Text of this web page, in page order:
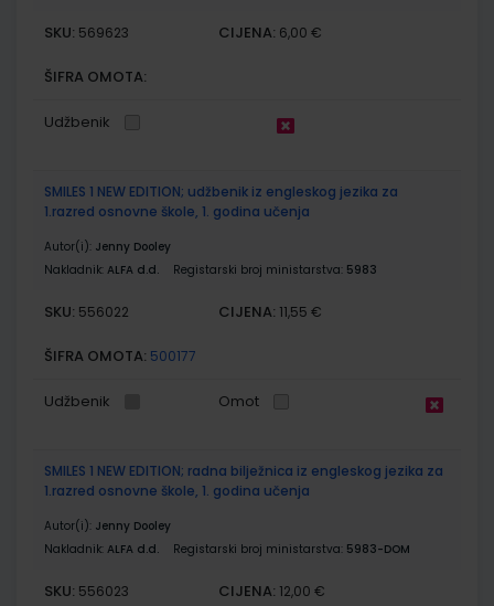
SKU: 569623 CIJENA: 6,00 €
ŠIFRA OMOTA:
Udžbenik
SMILES 1 NEW EDITION; udžbenik iz engleskog jezika za
1.razred osnovne škole, 1. godina učenja
Autor(i): Jenny Dooley
Nakladnik: ALFA d.d. Registarski broj ministarstva: 5983
SKU: 556022 CIJENA: 11,55 €
ŠIFRA OMOTA: 500177
Udžbenik Omot
SMILES 1 NEW EDITION; radna bilježnica iz engleskog jezika za
1.razred osnovne škole, 1. godina učenja
Autor(i): Jenny Dooley
Nakladnik: ALFA d.d. Registarski broj ministarstva: 5983-DOM
SKU: 556023 CIJENA: 12,00 €